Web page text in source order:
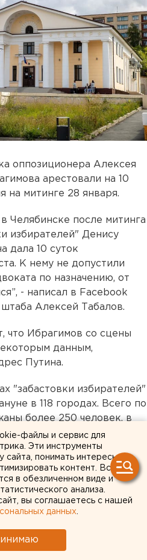
оппозиционера Алексея
арестовали на 10
на митинге 28 января.
Челябинске после митинга
избирателей" Денису
дала 10 суток
К нему не допустили
по назначению, от
- написал в Facebook
Алексей Табалов.
Ибрагимов со сцены
данным,
Путина.
"забастовки избирателей"
в 118 городах. Всего по
более 250 человек, в
файлы и сервис для
Эти инструменты
сайта, понимать интересы
контент. Вся
в обезличенном виде и
анализа.
вы соглашаетесь с нашей
данных